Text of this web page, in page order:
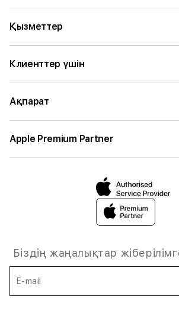
Қызметтер
Клиенттер үшін
Ақпарат
Apple Premium Partner
Біздің жаңалықтар
E-mail